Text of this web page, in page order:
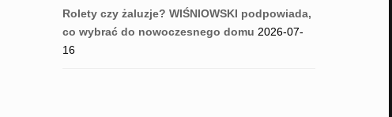
Rolety czy żaluzje? WIŚNIOWSKI podpowiada,
co wybrać do nowoczesnego domu 2026-07-
16